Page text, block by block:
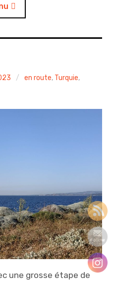
en route, Turquie,
une grosse étape de